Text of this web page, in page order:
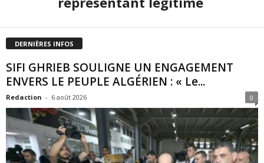
DERNIÈRES INFOS
SIFI GHRIEB SOULIGNE UN ENGAGEMENT
ENVERS LE PEUPLE ALGÉRIEN : « Le...
Redaction - 6 août 2026 0